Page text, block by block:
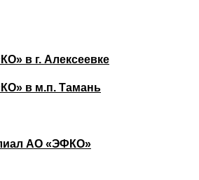
в г. Алексеевке
в м.п. Тамань
АО «ЭФКО»